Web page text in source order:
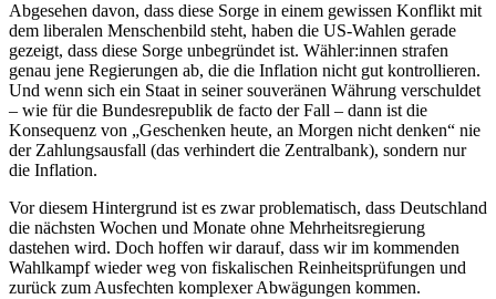
Abgesehen davon, dass diese Sorge in einem gewissen Konflikt mit
dem liberalen Menschenbild steht, haben die US-Wahlen gerade
gezeigt, dass diese Sorge unbegründet ist. Wähler:innen strafen
genau jene Regierungen ab, die die Inflation nicht gut kontrollieren.
Und wenn sich ein Staat in seiner souveränen Währung verschuldet
– wie für die Bundesrepublik de facto der Fall – dann ist die
Konsequenz von „Geschenken heute, an Morgen nicht denken“ nie
der Zahlungsausfall (das verhindert die Zentralbank), sondern nur
die Inflation.
Vor diesem Hintergrund ist es zwar problematisch, dass Deutschland
die nächsten Wochen und Monate ohne Mehrheitsregierung
dastehen wird. Doch hoffen wir darauf, dass wir im kommenden
Wahlkampf wieder weg von fiskalischen Reinheitsprüfungen und
zurück zum Ausfechten komplexer Abwägungen kommen.